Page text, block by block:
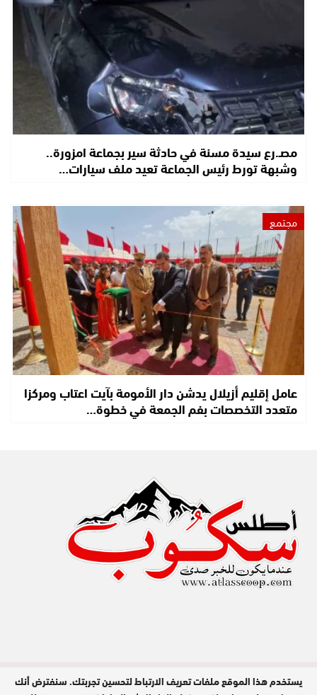
مصـ.رع سيدة مسنة في حادثة سير بجماعة امزورة..
وشبهة تورط رئيس الجماعة تعيد ملف سيارات…
مجتمع
عامل إقليم أزيلال يدشن دار الأمومة بآيت اعتاب ومركزا
متعدد التخصصات بفم الجمعة في خطوة…
مدير النشر : عبد الله عزي / جميع الحقوق
يستخدم هذا الموقع ملفات تعريف الارتباط لتحسين تجربتك. سنفترض أنك